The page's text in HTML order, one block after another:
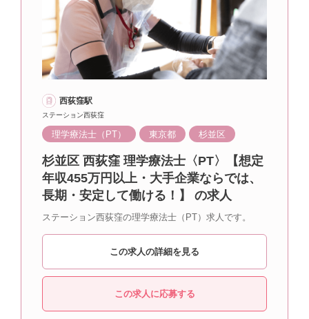
西荻窪駅
ステーション西荻窪
理学療法士（PT） 東京都 杉並区
杉並区 西荻窪 理学療法士〈PT〉【想定
年収455万円以上・大手企業ならでは、
長期・安定して働ける！】 の求人
ステーション西荻窪の理学療法士（PT）求人です。
この求人の詳細を見る
この求人に応募する